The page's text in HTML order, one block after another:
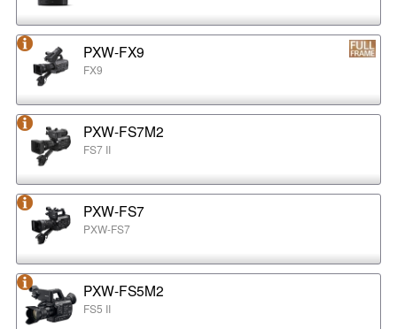
PXW-FX9
FX9
PXW-FS7M2
FS7 II
PXW-FS7
PXW-FS7
PXW-FS5M2
FS5 II